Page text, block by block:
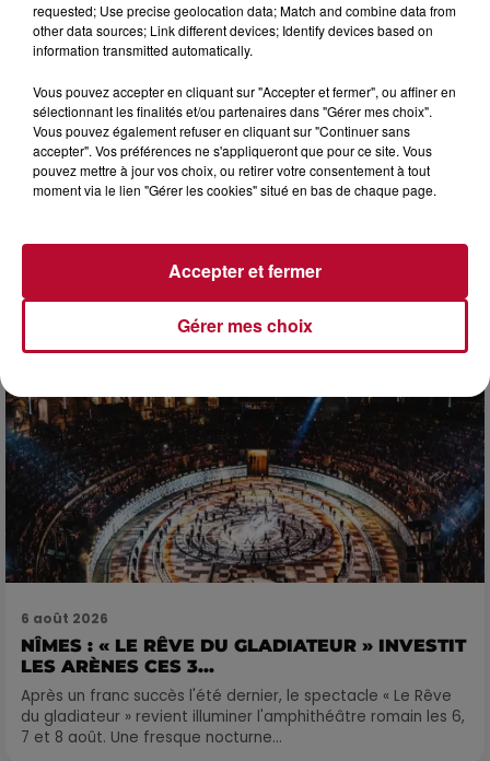
DINER CONCERT À LA MJC DE MARSEILLAN
6 août 2026
NÎMES : « LE RÊVE DU GLADIATEUR » INVESTIT
LES ARÈNES CES 3...
Après un franc succès l'été dernier, le spectacle « Le Rêve
du gladiateur » revient illuminer l'amphithéâtre romain les 6,
7 et 8 août. Une fresque nocturne...
requested; Use precise geolocation data; Match and combine data from
other data sources; Link different devices; Identify devices based on
information transmitted automatically.
Vous pouvez accepter en cliquant sur "Accepter et fermer", ou affiner en
sélectionnant les finalités et/ou partenaires dans "Gérer mes choix".
Vous pouvez également refuser en cliquant sur "Continuer sans
accepter". Vos préférences ne s'appliqueront que pour ce site. Vous
pouvez mettre à jour vos choix, ou retirer votre consentement à tout
moment via le lien "Gérer les cookies" situé en bas de chaque page.
Gérer mes choix
Accepter et fermer